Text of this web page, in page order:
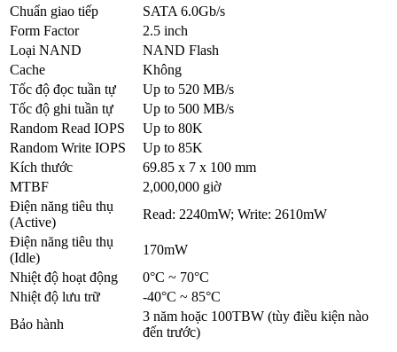
Chuẩn giao tiếp
SATA 6.0Gb/s
Form Factor
2.5 inch
Loại NAND
NAND Flash
Cache
Không
Tốc độ đọc tuần tự
Up to 520 MB/s
Tốc độ ghi tuần tự
Up to 500 MB/s
Random Read IOPS
Up to 80K
Random Write IOPS
Up to 85K
Kích thước
69.85 x 7 x 100 mm
MTBF
2,000,000 giờ
Điện năng tiêu thụ
(Active)
Read: 2240mW; Write: 2610mW
Điện năng tiêu thụ
(Idle)
170mW
Nhiệt độ hoạt động
0°C ~ 70°C
Nhiệt độ lưu trữ
-40°C ~ 85°C
Bảo hành
3 năm hoặc 100TBW (tùy điều kiện nào
đến trước)